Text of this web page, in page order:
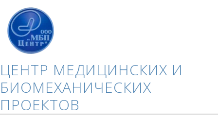
ЦЕНТР МЕДИЦИНСКИХ И
БИОМЕХАНИЧЕСКИХ
ПРОЕКТОВ